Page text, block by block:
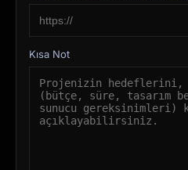
Kısa Not